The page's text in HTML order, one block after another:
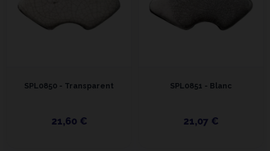
SPL0850 - Transparent
21,60 €
SPL0851 - Blanc
21,07 €